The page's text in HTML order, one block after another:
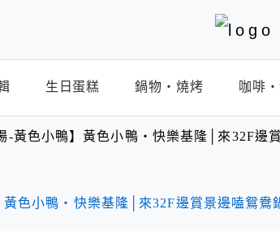
生日蛋糕 鍋物‧燒烤 咖啡‧
-黃色小鴨】黃色小鴨‧快樂基隆│來32F邊